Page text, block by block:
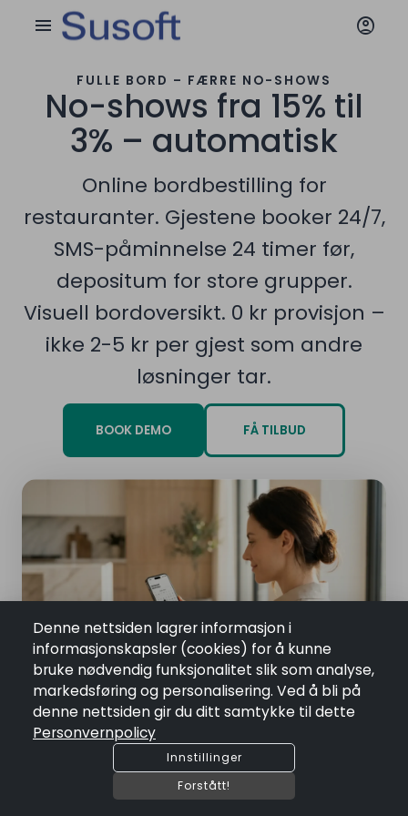
menu account_circle
FULLE BORD – FÆRRE NO-SHOWS
No-shows fra 15% til
3% – automatisk
Online bordbestilling for
restauranter. Gjestene booker 24/7,
SMS-påminnelse 24 timer før,
depositum for store grupper.
Visuell bordoversikt. 0 kr provisjon –
ikke 2-5 kr per gjest som andre
løsninger tar.
BOOK DEMO FÅ TILBUD
Denne nettsiden lagrer informasjon i
informasjonskapsler (cookies) for å kunne
bruke nødvendig funksjonalitet slik som analyse,
markedsføring og personalisering. Ved å bli på
denne nettsiden gir du ditt samtykke til dette
Personvernpolicy
Innstillinger
Forstått!